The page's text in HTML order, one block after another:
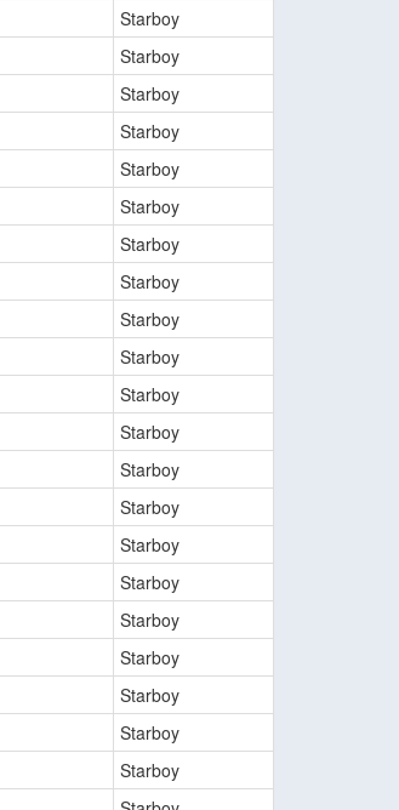
Starboy
Starboy
Starboy
Starboy
Starboy
Starboy
Starboy
Starboy
Starboy
Starboy
Starboy
Starboy
Starboy
Starboy
Starboy
Starboy
Starboy
Starboy
Starboy
Starboy
Starboy